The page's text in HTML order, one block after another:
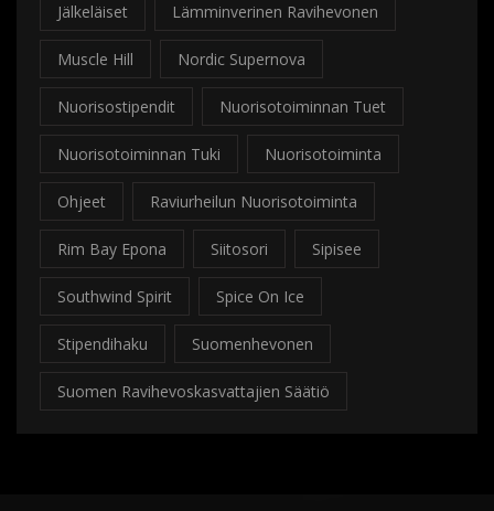
Jälkeläiset Lämminverinen Ravihevonen
Muscle Hill Nordic Supernova
Nuorisostipendit Nuorisotoiminnan Tuet
Nuorisotoiminnan Tuki Nuorisotoiminta
Ohjeet Raviurheilun Nuorisotoiminta
Rim Bay Epona Siitosori Sipisee
Southwind Spirit Spice On Ice
Stipendihaku Suomenhevonen
Suomen Ravihevoskasvattajien Säätiö